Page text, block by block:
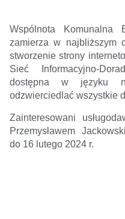
Wspólnota Komunalna
zamierza w najbliższym
stworzenie strony
Sieć Informacyjno-
dostępna w języku
odzwierciedlać wszystkie
Zainteresowani
Przemysławem
do 16 lutego 2024 r.